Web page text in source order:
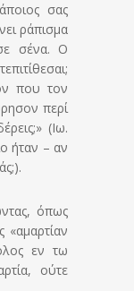
σας
ράπισμα
σένα. Ο
που τον
περί
(Ιω.
ήταν – αν
όπως
«αμαρτίαν
εν τω
ούτε